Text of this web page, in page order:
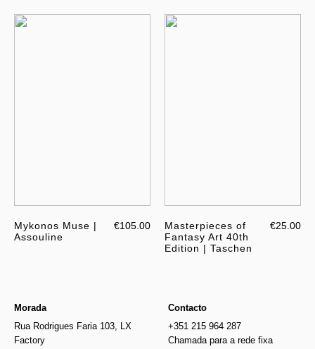
Mykonos Muse |
Assouline
€105.00
Masterpieces of
Fantasy Art 40th
Edition | Taschen
€25.00
Morada
Rua Rodrigues Faria 103, LX
Factory
Contacto
+351 215 964 287
Chamada para a rede fixa